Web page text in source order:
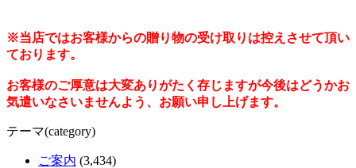
※当店ではお客様からの贈り物の受け取りは控えさせて頂い
ております。
お客様のご厚意は大変ありがたく存じますが今後はどうかお
気遣いなさいませんよう、お願い申し上げます。
テーマ(category)
ご案内 (3,434)